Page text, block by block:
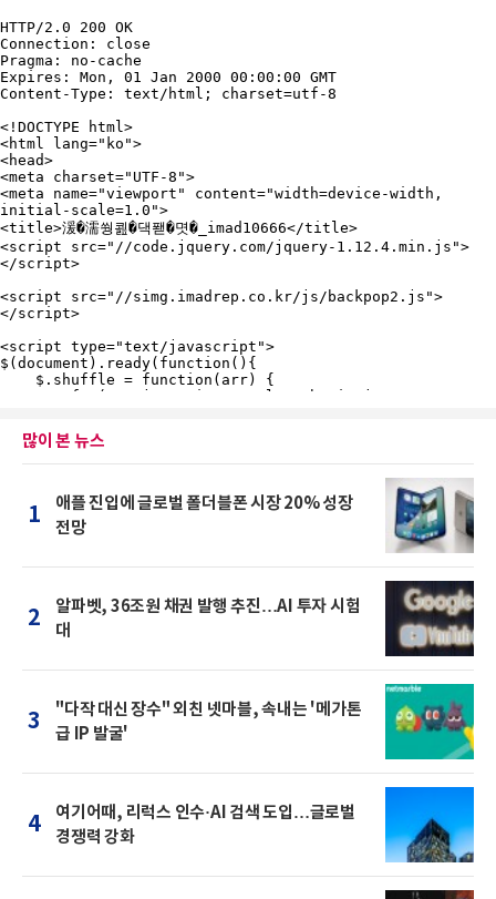
많이 본 뉴스
1
애플 진입에 글로벌 폴더블폰 시장 20% 성장
전망
2
알파벳, 36조원 채권 발행 추진…AI 투자 시험
대
3
"다작 대신 장수" 외친 넷마블, 속내는 '메가톤
급 IP 발굴'
4
여기어때, 리럭스 인수·AI 검색 도입…글로벌
경쟁력 강화